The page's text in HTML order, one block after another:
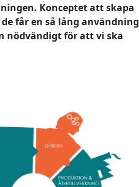
Konceptet att skapa
får en så lång användning
nödvändigt för att vi ska